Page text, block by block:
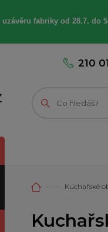
uzávěru fabriky od 28.7. do
210
Kuchařské